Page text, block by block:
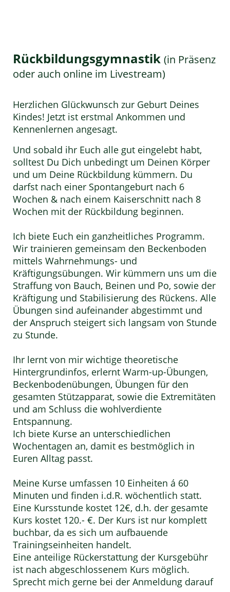
Rückbildungsgymnastik (in Präsenz
oder auch online im Livestream)
Herzlichen Glückwunsch zur Geburt Deines
Kindes! Jetzt ist erstmal Ankommen und
Kennenlernen angesagt.
Und sobald ihr Euch alle gut eingelebt habt,
solltest Du Dich unbedingt um Deinen Körper
und um Deine Rückbildung kümmern. Du
darfst nach einer Spontangeburt nach 6
Wochen & nach einem Kaiserschnitt nach 8
Wochen mit der Rückbildung beginnen.
Ich biete Euch ein ganzheitliches Programm.
Wir trainieren gemeinsam den Beckenboden
mittels Wahrnehmungs- und
Kräftigungsübungen. Wir kümmern uns um die
Straffung von Bauch, Beinen und Po, sowie der
Kräftigung und Stabilisierung des Rückens. Alle
Übungen sind aufeinander abgestimmt und
der Anspruch steigert sich langsam von Stunde
zu Stunde.
Ihr lernt von mir wichtige theoretische
Hintergrundinfos, erlernt Warm-up-Übungen,
Beckenbodenübungen, Übungen für den
gesamten Stützapparat, sowie die Extremitäten
und am Schluss die wohlverdiente
Entspannung.
Ich biete Kurse an unterschiedlichen
Wochentagen an, damit es bestmöglich in
Euren Alltag passt.
Meine Kurse umfassen 10 Einheiten á 60
Minuten und finden i.d.R. wöchentlich statt.
Eine Kursstunde kostet 12€, d.h. der gesamte
Kurs kostet 120.- €. Der Kurs ist nur komplett
buchbar, da es sich um aufbauende
Trainingseinheiten handelt.
Eine anteilige Rückerstattung der Kursgebühr
ist nach abgeschlossenem Kurs möglich.
Sprecht mich gerne bei der Anmeldung darauf